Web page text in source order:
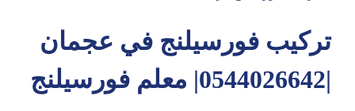
عجمانتركيب فورسيلنج في عجمان
|0544026642| معلم فورسيلنج